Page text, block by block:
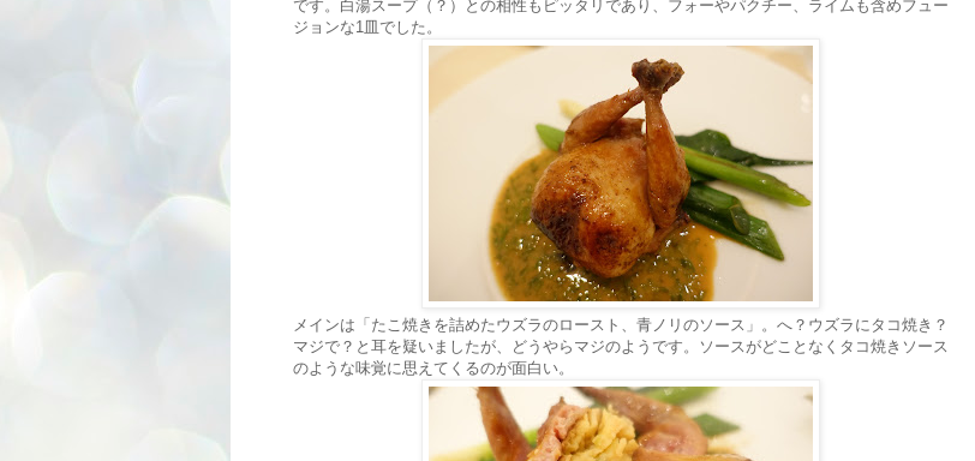
です。白湯スープ（？）との相性もピッタリであり、フォーやパクチー、ライムも含めフュー
ジョンな1皿でした。
メインは「たこ焼きを詰めたウズラのロースト、青ノリのソース」。へ？ウズラにタコ焼き？
マジで？と耳を疑いましたが、どうやらマジのようです。ソースがどことなくタコ焼きソース
のような味覚に思えてくるのが面白い。